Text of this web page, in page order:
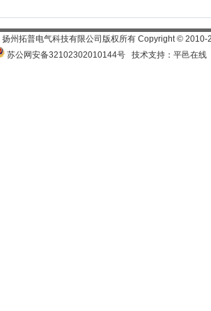
扬州拓普电气科技有限公司 版权所有 Copyright© 2010-
苏公网安备32102302010144号 技术支持：平邑在线